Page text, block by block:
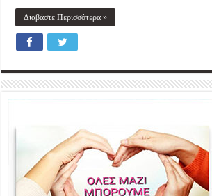
Διαβάστε Περισσότερα »